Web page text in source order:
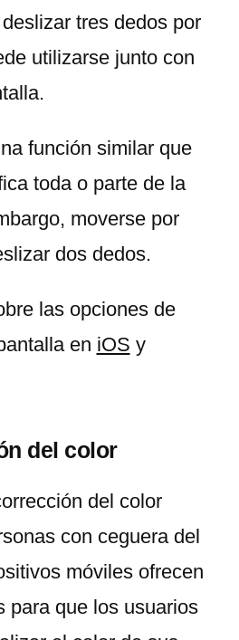
tres dedos por
utilizarse junto con
función similar que
toda o parte de la
moverse por
dos dedos.
las opciones de
en iOS y
del color
del color
con ceguera del
móviles ofrecen
para que los usuarios